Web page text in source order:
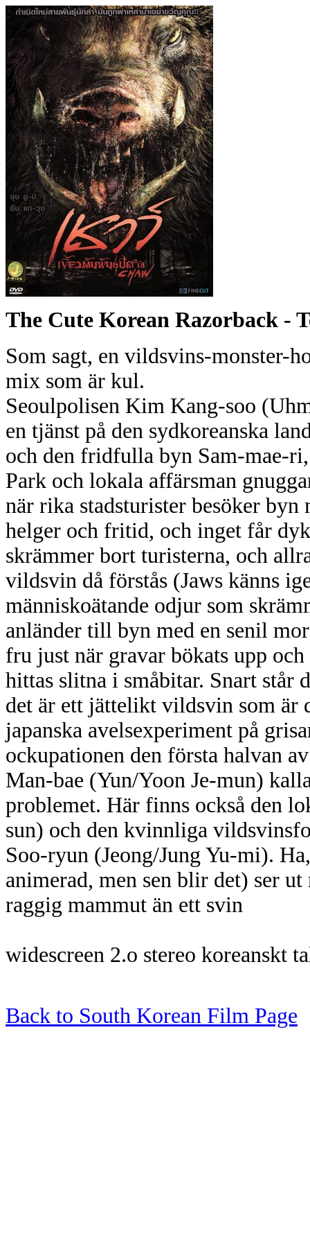
The Cute Korean Razorback -
Som sagt, en vildsvins-
mix som är kul.
Seoulpolisen Kim Kang-soo
en tjänst på den sydkoreanska
och den fridfulla byn Sam-mae-
Park och lokala affärsman
när rika stadsturister besöker byn
helger och fritid, och inget får
skrämmer bort turisterna, och
vildsvin då förstås (Jaws känns
människoätande odjur som
anländer till byn med en senil
fru just när gravar bökats upp
hittas slitna i småbitar. Snart står
det är ett jättelikt vildsvin som är
japanska avelsexperiment på
ockupationen den första halvan
Man-bae (Yun/Yoon Je-mun)
problemet. Här finns också den
sun) och den kvinnliga
Soo-ryun (Jeong/Jung Yu-mi).
animerad, men sen blir det) ser ut
raggig mammut än ett svin
widescreen 2.o stereo koreanskt
Back to South Korean Film Page